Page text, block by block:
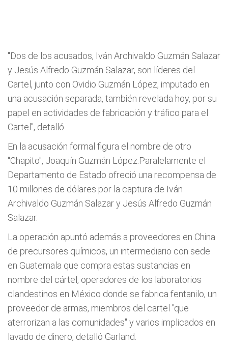
"Dos de los acusados, Iván Archivaldo Guzmán Salazar
y Jesús Alfredo Guzmán Salazar, son líderes del
Cartel, junto con Ovidio Guzmán López, imputado en
una acusación separada, también revelada hoy, por su
papel en actividades de fabricación y tráfico para el
Cartel", detalló.
En la acusación formal figura el nombre de otro
"Chapito", Joaquín Guzmán López.Paralelamente el
Departamento de Estado ofreció una recompensa de
10 millones de dólares por la captura de Iván
Archivaldo Guzmán Salazar y Jesús Alfredo Guzmán
Salazar.
La operación apuntó además a proveedores en China
de precursores químicos, un intermediario con sede
en Guatemala que compra estas sustancias en
nombre del cártel, operadores de los laboratorios
clandestinos en México donde se fabrica fentanilo, un
proveedor de armas, miembros del cartel "que
aterrorizan a las comunidades" y varios implicados en
lavado de dinero, detalló Garland.